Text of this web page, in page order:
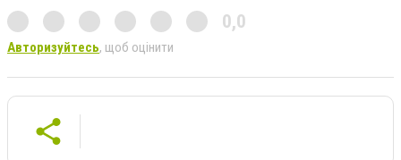
0,0
Авторизуйтесь, щоб оцінити